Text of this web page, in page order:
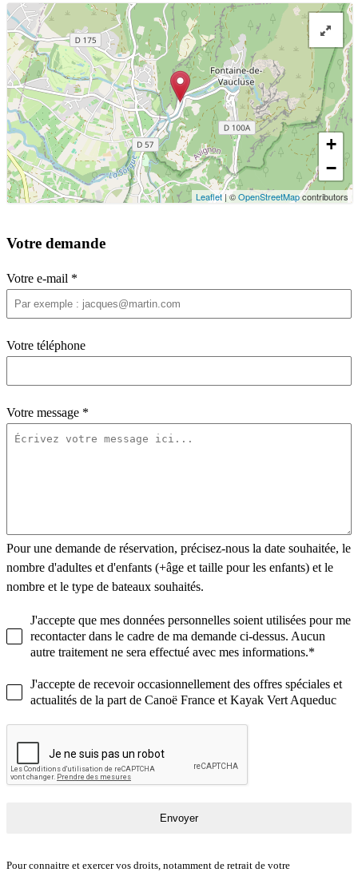
+
−
Leaflet | ©OpenStreetMapcontributors
Votre demande
Votre e-mail *
Votre téléphone
Votre message *
Pour une demande de réservation, précisez-nous la date souhaitée, le
nombre d'adultes et d'enfants (+âge et taille pour les enfants) et le
nombre et le type de bateaux souhaités.
J'accepte que mes données personnelles soient utilisées pour me
recontacter dans le cadre de ma demande ci-dessus. Aucun
autre traitement ne sera effectué avec mes informations.*
J'accepte de recevoir occasionnellement des offres spéciales et
actualités de la part de Canoë France et Kayak Vert Aqueduc
Envoyer
Pour connaitre et exercer vos droits, notamment de retrait de votre